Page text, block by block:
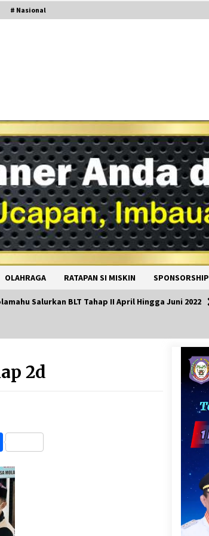
# Nasional
OLAHRAGA RATAPAN SI MISKIN SPONSORSHIP
Salurkan BLT Tahap II April Hingga Juni 2022
2d
Share